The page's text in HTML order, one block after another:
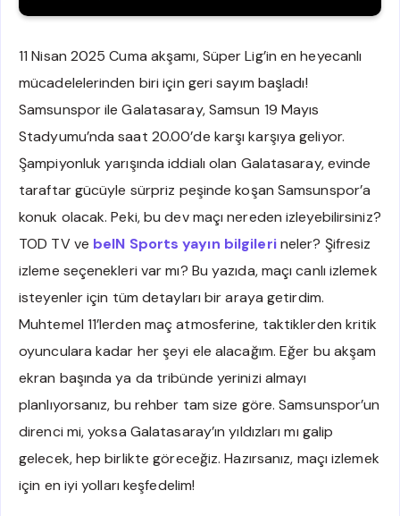
11 Nisan 2025 Cuma akşamı, Süper Lig’in en heyecanlı
mücadelelerinden biri için geri sayım başladı!
Samsunspor ile Galatasaray, Samsun 19 Mayıs
Stadyumu’nda saat 20.00’de karşı karşıya geliyor.
Şampiyonluk yarışında iddialı olan Galatasaray, evinde
taraftar gücüyle sürpriz peşinde koşan Samsunspor’a
konuk olacak. Peki, bu dev maçı nereden izleyebilirsiniz?
TOD TV ve beIN Sports yayın bilgilerineler? Şifresiz
izleme seçenekleri var mı? Bu yazıda, maçı canlı izlemek
isteyenler için tüm detayları bir araya getirdim.
Muhtemel 11’lerden maç atmosferine, taktiklerden kritik
oyunculara kadar her şeyi ele alacağım. Eğer bu akşam
ekran başında ya da tribünde yerinizi almayı
planlıyorsanız, bu rehber tam size göre. Samsunspor’un
direnci mi, yoksa Galatasaray’ın yıldızları mı galip
gelecek, hep birlikte göreceğiz. Hazırsanız, maçı izlemek
için en iyi yolları keşfedelim!